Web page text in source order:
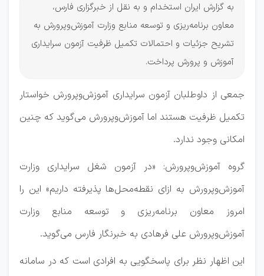
به گزارش ایران استخدام و به نقل از خبرگزاری فارس،
معاون برنامه‌ریزی و توسعه منابع وزارت آموزش‌وپرورش به
تشریح جزئیات و احتمالات تکمیل ظرفیت آزمون سرایداری
آموزش و پرورش پرداخت.
جمعی از داوطلبان آزمون سرایداری آموزش‌وپرورش خواستار
تکمیل ظرفیت هستند اما آموزش‌وپرورش می‌گوید که چنین
امکانی وجود ندارد.
گروه آموزش‌وپرورش: «در آزمون شغل سرایداری وزارت
آموزش‌وپرورش به ازای نقطه‌محل‌ها پذیرفته داریم» این را
امروز معاون برنامه‌ریزی و توسعه منابع وزارت
آموزش‌وپرورش علی فرهادی به خبرنگار فارس می‌گوید.
این اظهار نظر برای پاسخگویی به افرادی است که در سامانه